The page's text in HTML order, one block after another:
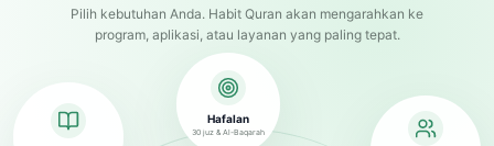
Pilih kebutuhan Anda. Habit Quran akan mengarahkan ke
program, aplikasi, atau layanan yang paling tepat.
Hafalan
30 juz & Al-Baqarah